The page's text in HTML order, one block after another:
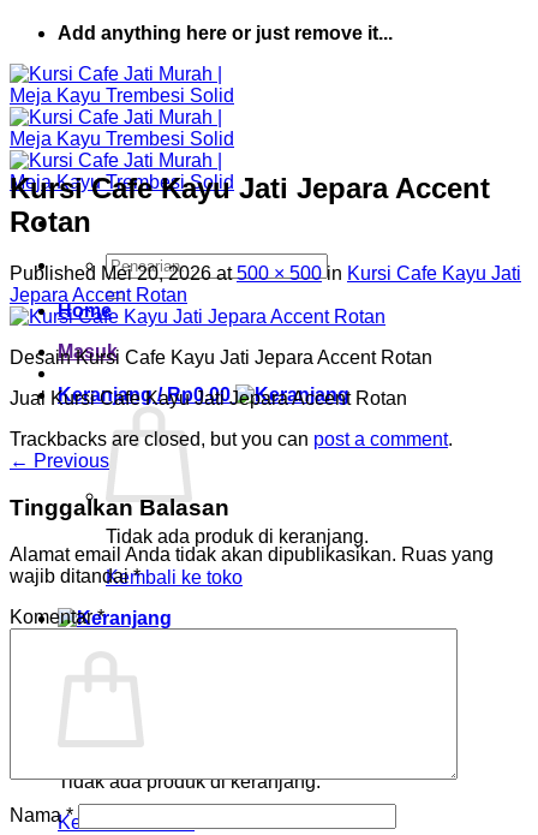
Add anything here or just remove it...
Pencarian
untuk:
Home
Masuk
Keranjang /Rp0.00
Tidak ada produk di keranjang.
Kembali ke toko
Tidak ada produk di keranjang.
Kembali ke toko
Kursi Cafe Kayu Jati Jepara Accent
Rotan
Published Mei 20, 2026at500 × 500in Kursi Cafe Kayu Jati
Jepara Accent Rotan
Desain Kursi Cafe Kayu Jati Jepara Accent Rotan
Jual Kursi Cafe Kayu Jati Jepara Accent Rotan
Trackbacks are closed, but you can post a comment.
← Previous
Tinggalkan Balasan
Alamat email Anda tidak akan dipublikasikan. Ruas yang
wajib ditandai*
Komentar*
Nama*